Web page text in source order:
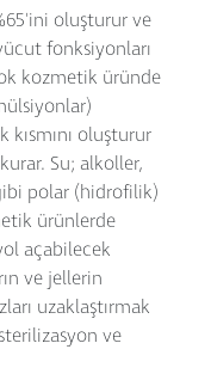
oluşturur ve
fonksiyonları
kozmetik üründe
oluşturur
Su; alkoller,
polar (hidrofilik)
ürünlerde
açabilecek
ve jellerin
uzaklaştırmak
ve